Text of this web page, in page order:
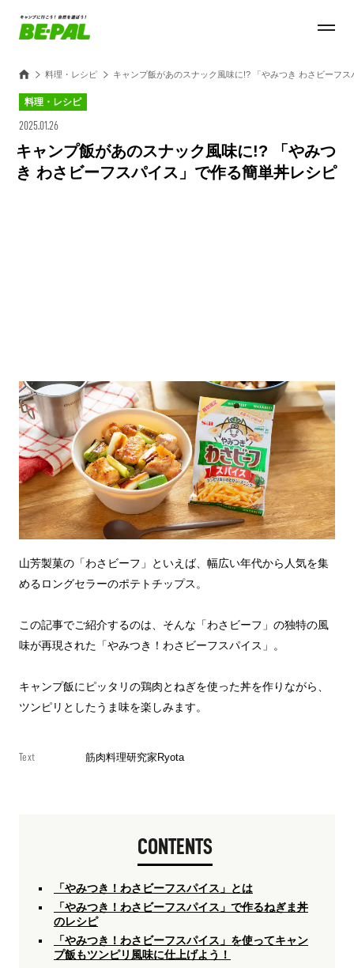
料理・レシピ キャンプ飯があのスナック風味に!? 「やみつき わさビーフ
料理・レシピ
2025.01.26
キャンプ飯があのスナック風味に!? 「やみつ
き わさビーフスパイス」で作る簡単丼レシピ
山芳製菓の「わさビーフ」といえば、幅広い年代から人気を集
めるロングセラーのポテトチップス。
この記事でご紹介するのは、そんな「わさビーフ」の独特の風
味が再現された「やみつき！わさビーフスパイス」。
キャンプ飯にピッタリの鶏肉とねぎを使った丼を作りながら、
ツンピリとしたうま味を楽しみます。
Text 筋肉料理研究家Ryota
CONTENTS
「やみつき！わさビーフスパイス」とは
「やみつき！わさビーフスパイス」で作るねぎま丼
のレシピ
「やみつき！わさビーフスパイス」を使ってキャン
プ飯もツンピリ風味に仕上げよう！